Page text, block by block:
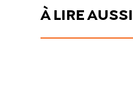
À LIRE AUSSI